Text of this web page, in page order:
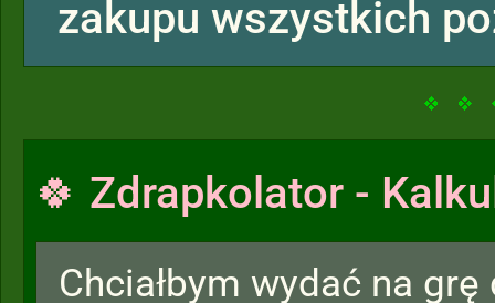
zakupu wszystkich
🍀 Zdrapkolator -
Chciałbym wydać na grę